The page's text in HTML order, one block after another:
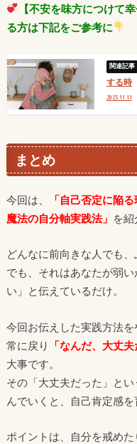
【不安を味方につけて
る方は下記をご参考に
する時
2025.11.11
まとめ
今回は、 「自己否定に陥る
魔法の自分軸実践法」 を紹
どんなに前向きな人でも、
でも、それはあなたが弱
い」と伝えているだけ。
今回お伝えした実践方法
常に戻り
「なんだ、大丈夫
大事です。
その「大丈夫だった」と
んでいくと、自己肯定感を
ポイントは、自分を戒めた